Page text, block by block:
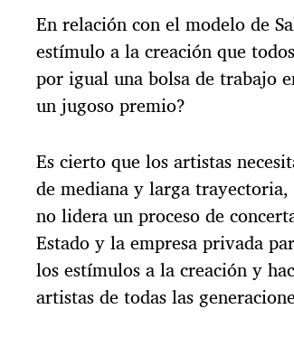
En relación con el modelo de
estímulo a la creación que
por igual una bolsa de trabajo
un jugoso premio?
Es cierto que los artistas
de mediana y larga
no lidera un proceso de
Estado y la empresa privada
los estímulos a la creación y
artistas de todas las